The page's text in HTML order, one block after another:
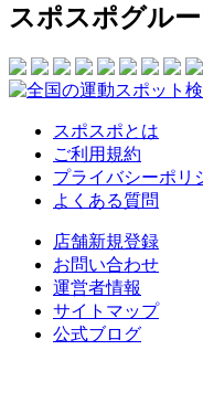
スポスポグル
スポスポとは
ご利用規約
プライバシーポリ
よくある質問
店舗新規登録
お問い合わせ
運営者情報
サイトマップ
公式ブログ